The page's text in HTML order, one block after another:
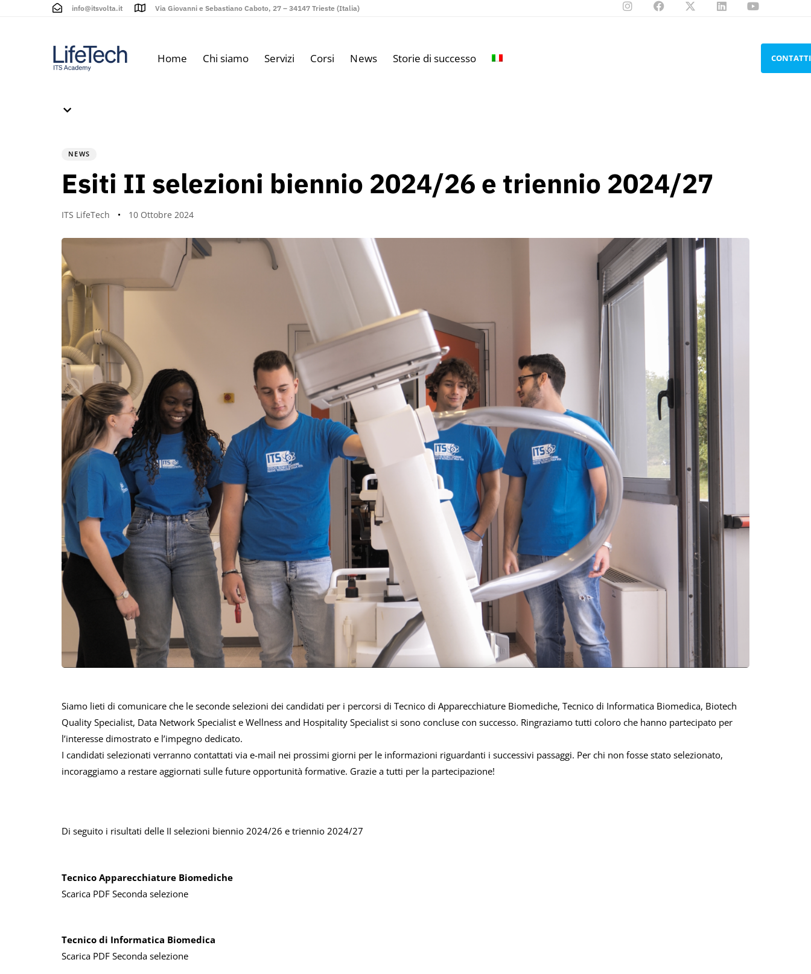
info@itsvolta.it Via Giovanni e Sebastiano Caboto, 27 – 34147 Trieste (Italia)
Home Chi siamo Servizi Corsi News Storie di successo CONTATTI
NEWS
Esiti II selezioni biennio 2024/26 e triennio 2024/27
ITS LifeTech 10 Ottobre 2024
Siamo lieti di comunicare che le seconde selezioni dei candidati per i percorsi di Tecnico di Apparecchiature Biomediche, Tecnico di Informatica Biomedica, Biotech
Quality Specialist, Data Network Specialist e Wellness and Hospitality Specialist si sono concluse con successo. Ringraziamo tutti coloro che hanno partecipato per
l’interesse dimostrato e l’impegno dedicato.
I candidati selezionati verranno contattati via e-mail nei prossimi giorni per le informazioni riguardanti i successivi passaggi. Per chi non fosse stato selezionato,
incoraggiamo a restare aggiornati sulle future opportunità formative. Grazie a tutti per la partecipazione!
Di seguito i risultati delle II selezioni biennio 2024/26 e triennio 2024/27
Tecnico Apparecchiature Biomediche
Scarica PDF Seconda selezione
Tecnico di Informatica Biomedica
Scarica PDF Seconda selezione